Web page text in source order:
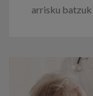
arrisku batzuk